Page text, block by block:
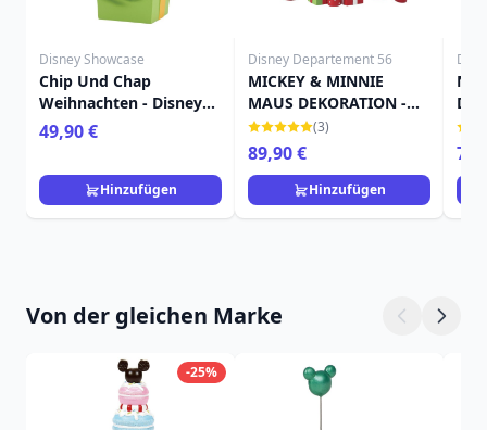
Disney Showcase
Chip Und Chap
Weihnachten - Disney
Showcase
49,90 €
Hinzufügen
Disney Departement 56
MICKEY & MINNIE
MAUS DEKORATION -
DISNEY DEPARTMENT 56
(3)
89,90 €
Hinzufügen
Von der gleichen Marke
-25%